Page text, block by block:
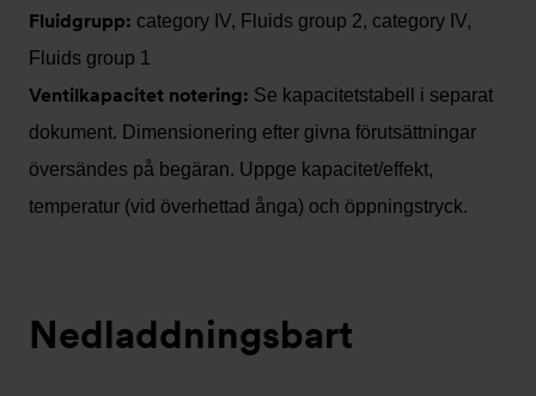
Fluidgrupp: category IV, Fluids group 2, category IV,
Fluids group 1
Ventilkapacitet notering: Se kapacitetstabell i separat
dokument. Dimensionering efter givna förutsättningar
översändes på begäran. Uppge kapacitet/effekt,
temperatur (vid överhettad ånga) och öppningstryck.
Nedladdningsbart